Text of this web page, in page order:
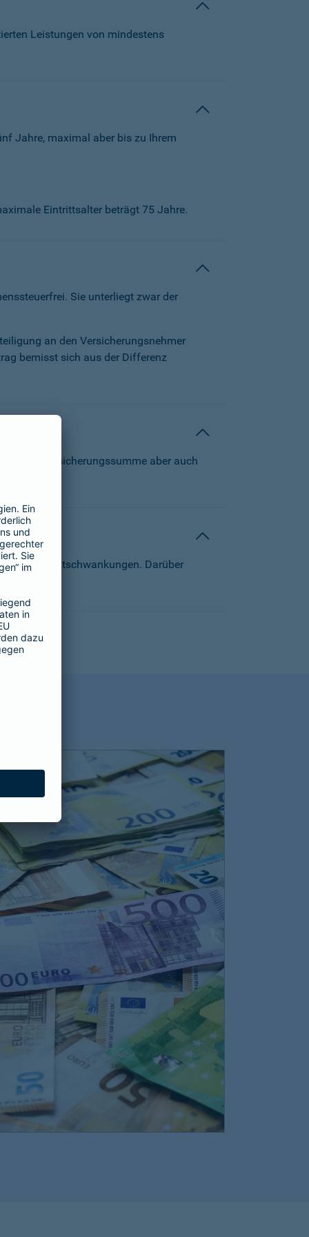
Leistungen von mindestens
Jahre, maximal aber bis zu Ihrem
Eintrittsalter beträgt 75 Jahre.
Sie unterliegt zwar der
an den Versicherungsnehmer
bemisst sich aus der Differenz
die Versicherungssumme aber auch
Darüber